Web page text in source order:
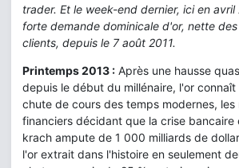
trader. Et le week-end dernier, ici en
forte demande dominicale d'or, nette
clients, depuis le 7 août 2011.
Printemps 2013 : Après une hausse
depuis le début du millénaire, l'or
chute de cours des temps modernes, les
financiers décidant que la crise bancaire
krach ampute de 1 000 milliards de
l'or extrait dans l'histoire en seulement